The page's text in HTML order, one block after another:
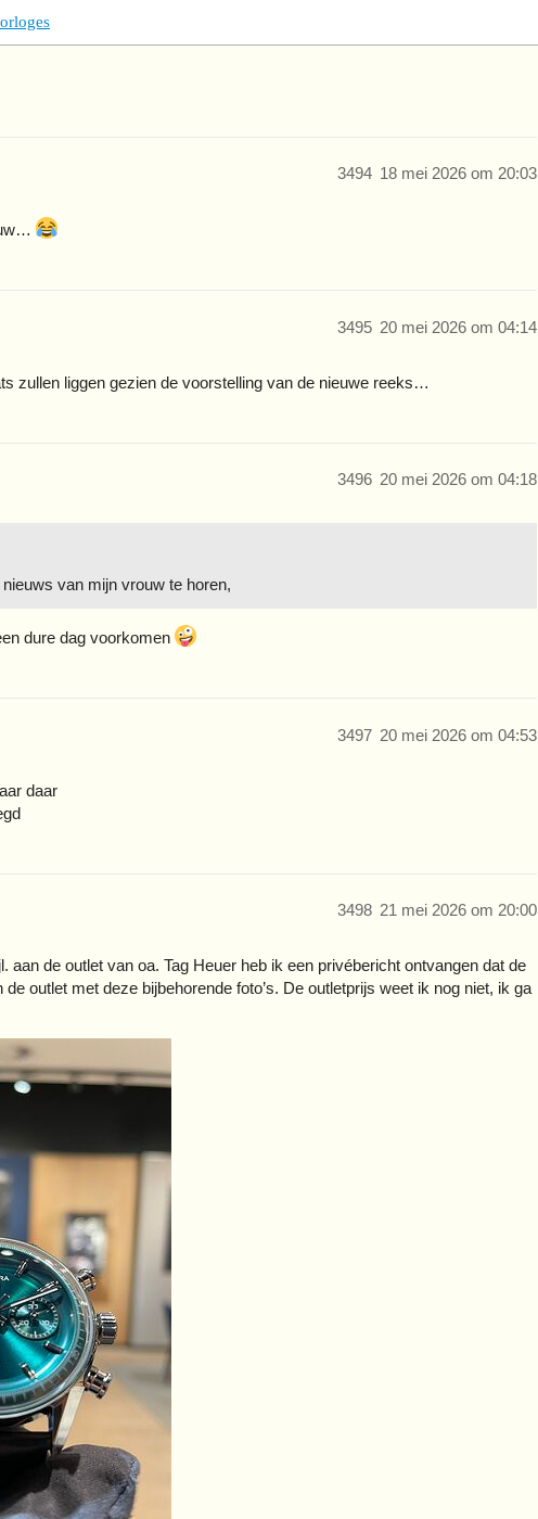
18 mei 2026 om 20:03
3494
20 mei 2026 om 04:14
3495
zullen liggen gezien de voorstelling van de nieuwe reeks…
20 mei 2026 om 04:18
3496
van mijn vrouw te horen,
dure dag voorkomen
20 mei 2026 om 04:53
3497
daar
21 mei 2026 om 20:00
3498
aan de outlet van oa. Tag Heuer heb ik een privébericht ontvangen dat de
outlet met deze bijbehorende foto’s. De outletprijs weet ik nog niet, ik ga